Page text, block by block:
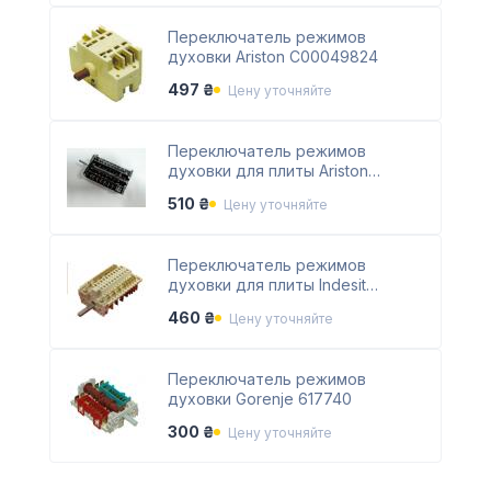
Переключатель режимов
духовки Ariston C00049824
497 ₴
Цену уточняйте
Переключатель режимов
духовки для плиты Ariston
510 ₴ Цену уточняйте
Переключатель режимов
духовки для плиты Indesit
460 ₴ Цену уточняйте
Переключатель режимов
духовки Gorenje 617740
300 ₴
Цену уточняйте